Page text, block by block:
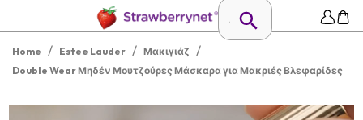
Home / Estee Lauder / Μακιγιάζ /
Double Wear Μηδέν Μουτζούρες Μάσκαρα για Μακριές Βλεφαρίδες